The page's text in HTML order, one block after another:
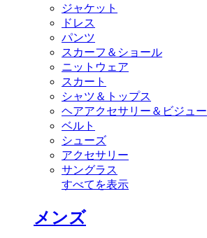
ジャケット
ドレス
パンツ
スカーフ＆ショール
ニットウェア
スカート
シャツ＆トップス
ヘアアクセサリー＆ビジュー
ベルト
シューズ
アクセサリー
サングラス
すべてを表示
メンズ